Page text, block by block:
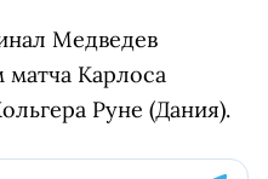
Медведев
матча Карлоса
Руне (Дания).